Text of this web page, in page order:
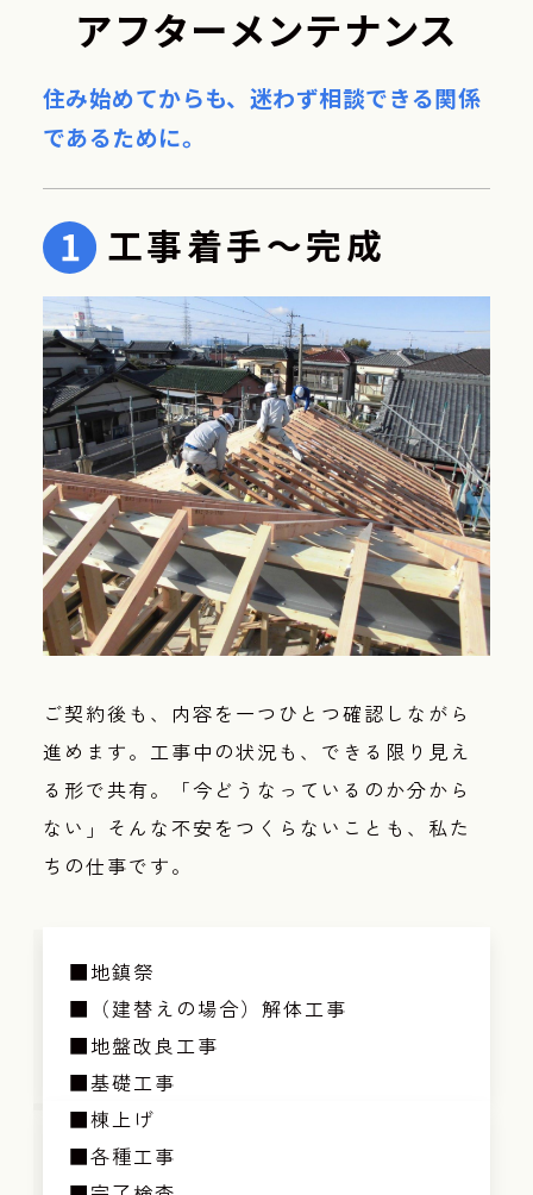
アフターメンテナンス
住み始めてからも、 迷わず相談できる関係
であるために。
工事着手～完成
ご契約後も、内容を一つひとつ確認しながら
進めます。工事中の状況も、できる限り見え
る形で共有。「今どうなっているのか分から
ない」そんな不安をつくらないことも、私た
ちの仕事です。
■地鎮祭
■（建替えの場合）解体工事
■地盤改良工事
■基礎工事
■棟上げ
■各種工事